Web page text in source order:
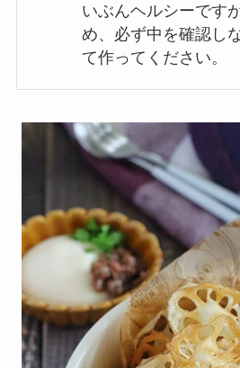
いぶんヘルシーです
め、必ず中を確認し
て作ってください。